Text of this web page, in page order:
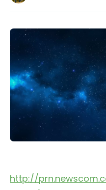
http://